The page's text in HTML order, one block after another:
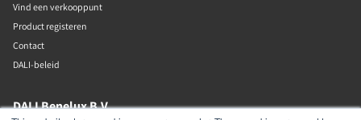
Vind een verkooppunt
Product registeren
Contact
DALI-beleid
DALI Benelux B.V.